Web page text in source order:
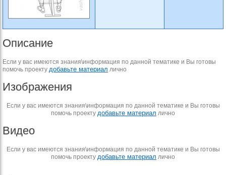
Описание
Если у вас имеются знания\информация по данной тематике и Вы готовы
помочь проекту добавьте материал лично
Изображения
Если у вас имеются знания\информация по данной тематике и Вы готовы
помочь проекту добавьте материал лично
Видео
Если у вас имеются знания\информация по данной тематике и Вы готовы
помочь проекту добавьте материал лично